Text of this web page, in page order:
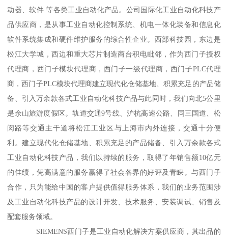
动器、软件 等各类工业自动化产品。公司国际化工业自动化科技产
品供应商，是从事工业自动化控制系统、机电一体化装备和信息化
软件系统集成和硬件维护服务的综合性企业。西部科技园，东边是
松江大学城，西边和重大芯片制造商台积电毗邻，作为西门子授权
代理商，西门子模块代理商，西门子一级代理商，西门子PLC代理
商，西门子PLC模块代理商建立现代化仓储基地、积累充足的产品储
备、引入万余款各式工业自动化科技产品与此同时，我们向北5公里
是余山旅游度假区。轨道交通9号线、沪杭高速公路、同三国道、松
闵路等交通主干道将松江工业区与上海市内外连接，交通十分便
利。建立现代化仓储基地、积累充足的产品储备、引入万余款各式
工业自动化科技产品，我们以持续的服务，取得了年销售额10亿元
的佳绩，凭高满意的服务赢得了社会各界的好评及青睐。与西门子
合作，只为能给中国的客户提供值得服务体系，我们的业务范围涉
及工业自动化科技产品的设计开发、技术服务、安装调试、销售及
配套服务领域。
SIEMENS西门子是工业自动化解决方案供应商，其出品的